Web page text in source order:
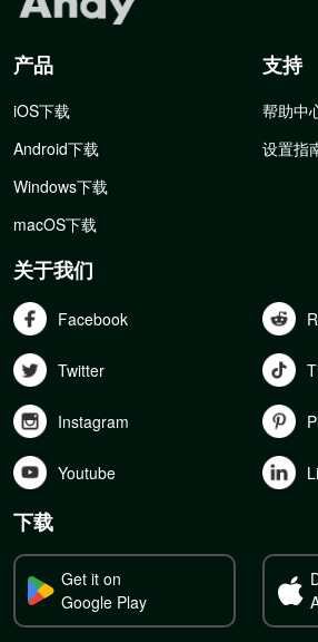
产品
iOS下载
Android下载
Windows下载
macOS下载
支持
帮助中
设置指
关于我们
Facebook
Twitter
Instagram
Youtube
下载
Get it on
Google Play